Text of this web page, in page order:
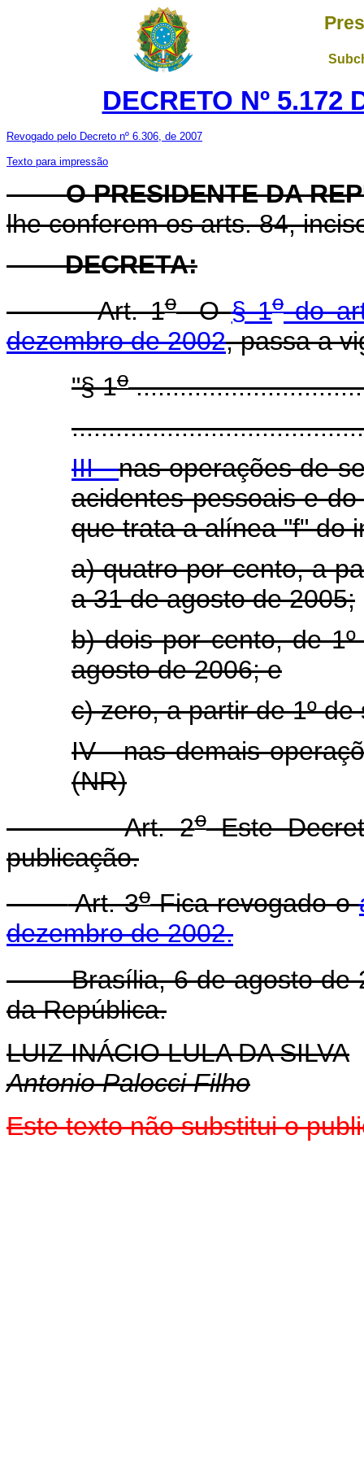
DECRETO Nº 5.172
Revogado pelo Decreto nº 6.306, de 2007
Texto para impressão
O PRESIDENTE DA
lhe conferem os arts. 84,
DECRETA:
Art. 1oO§ 1odo
dezembro de 2002, passa a
"§ 1o
III -nas operações de
acidentes pessoais e
que trata a alínea "f" do
a) quatro por cento, a
a 31 de agosto de 2005;
b) dois por cento, de
agosto de 2006; e
c) zero, a partir de 1º
IV - nas demais
(NR)
Art. 2oEste
publicação.
Art. 3oFica revogado o
dezembro de 2002.
Brasília, 6 de agosto de
da República.
LUIZ INÁCIO LULA DA SILVA
Antonio Palocci Filho
Este texto não substitui o